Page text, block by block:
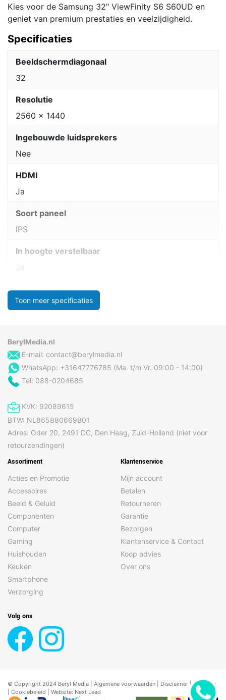
Kies voor de Samsung 32″ ViewFinity S6 S60UD en
geniet van premium prestaties en veelzijdigheid.
Specificaties
Beeldschermdiagonaal
32
Resolutie
2560 x 1440
Ingebouwde luidsprekers
Nee
HDMI
Ja
Soort paneel
IPS
In hoogte verstelbaar
Ja
Toon meer specificaties
BerylMedia.nl
E-mail: contact@berylmedia.nl
WhatsApp: +31647776785 (Ma. t/m Vr. 09:00 - 14:00)
Tel: 088-0204685
KVK: 92089615
BTW: NL865880669B01
Adres: Oder 20, 2491 DC, Den Haag, Zuid-Holland (niet voor
retourzendingen)
Assortiment
Acties en Promotie
Accessoires
Beeld & Geluid
Componenten
Computer
Gaming
Huishouden
Keuken
Smartphone
Verzorging
Klantenservice
Mijn account
Betalen
Retourneren
Garantie
Bezorgen
Klantenservice & Contact
Koop advies
Over ons
Volg ons
© Copyright 2024 Beryl Media | Algemene voorwaarden Disclaimer | |Privacy
Cookiebeleid | Website: Next Lead